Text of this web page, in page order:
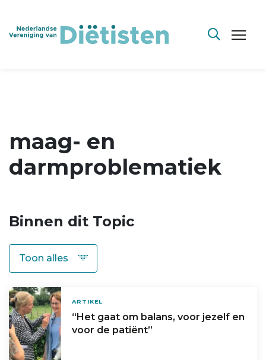
maag- en
darmproblematiek
Binnen dit Topic
ARTIKEL
“Het gaat om balans, voor jezelf en
voor de patiënt”